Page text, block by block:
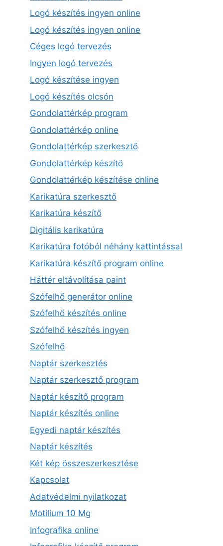
Logó készítés ingyen online
Logó készítés ingyen online
Céges logó tervezés
Ingyen logó tervezés
Logó készítése ingyen
Logó készítés olcsón
Gondolattérkép program
Gondolattérkép online
Gondolattérkép szerkesztő
Gondolattérkép készítő
Gondolattérkép készítése online
Karikatúra szerkesztő
Karikatúra készítő
Digitális karikatúra
Karikatúra fotóból néhány kattintással
Karikatúra készítő program online
Háttér eltávolítása paint
Szófelhő generátor online
Szófelhő készítés online
Szófelhő készítés ingyen
Szófelhő
Naptár szerkesztés
Naptár szerkesztő program
Naptár készítő program
Naptár készítés online
Egyedi naptár készítés
Naptár készítés
Két kép összeszerkesztése
Kapcsolat
Adatvédelmi nyilatkozat
Motilium 10 Mg
Infografika online